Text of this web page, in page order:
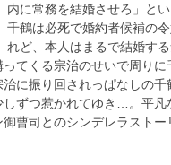
内に常務を結婚させろ」とい
千鶴は必死で婚約者候補の
れど、本人はまるで結婚す
てくる宗治のせいで周りに
に振り回されっぱなしの千
しずつ惹かれてゆき…。平凡
曹司とのシンデレラストー